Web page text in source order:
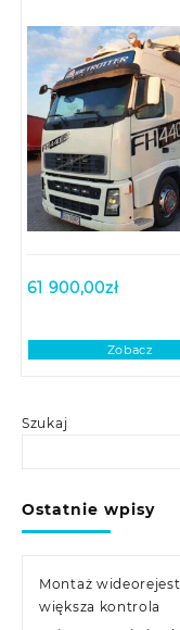
Szukaj
Ostatnie wpisy
Montaż
większa kontrola
61 900,00zł
Zobacz